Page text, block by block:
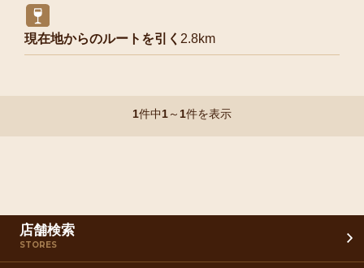
現在地からのルートを引く 2.8km
1件中1～1件を表示
店舗検索
STORES